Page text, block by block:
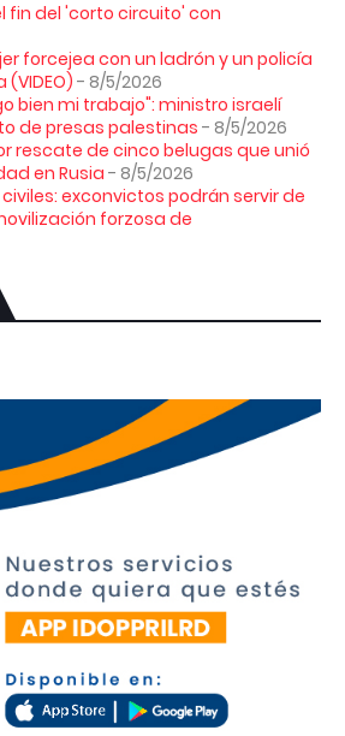
fin del 'corto circuito' con
forcejea con un ladrón y un policía
- 8/5/2026
bien mi trabajo": ministro israelí
de presas palestinas - 8/5/2026
rescate de cinco belugas que unió
en Rusia - 8/5/2026
exconvictos podrán servir de
forzosa de